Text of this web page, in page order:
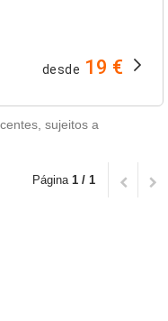
desde 19 €
sujeitos a
Página 1 / 1